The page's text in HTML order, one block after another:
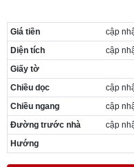
Giá tiền
cập
Diện tích
cập
Giấy tờ
Chiều dọc
cập
Chiều ngang
cập
Đường trước nhà
cập
Hướng